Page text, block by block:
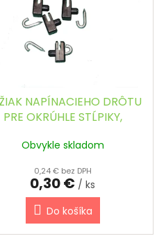
NAPÍNACIEHO DRÔTU
PRE OKRÚHLE STĹPIKY,
Obvykle skladom
0,24 € bez DPH
0,30 € / ks
Do košíka